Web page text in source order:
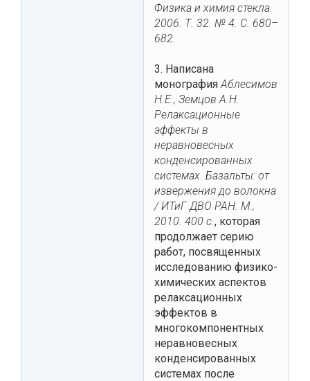
Физика и химия стекла.
2006. Т. 32. № 4. С. 680–
682.
3. Написана
монография Аблесимов
Н.Е., Земцов А.Н.
Релаксационные
эффекты в
неравновесных
конденсированных
системах. Базальты: от
извержения до волокна
/ ИТиГ ДВО РАН. М.,
2010. 400 с. , которая
продолжает серию
работ, посвященных
исследованию физико-
химических аспектов
релаксационных
эффектов в
многокомпонентных
неравновесных
конденсированных
системах после